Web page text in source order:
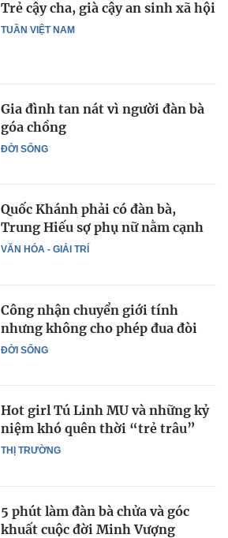
TUẦN VIỆT NAM
Trẻ cậy cha, già cậy an sinh xã hội
ĐỜI SỐNG
Gia đình tan nát vì người đàn bà
góa chồng
VĂN HÓA - GIẢI TRÍ
Quốc Khánh phải có đàn bà,
Trung Hiếu sợ phụ nữ nằm cạnh
ĐỜI SỐNG
Công nhận chuyển giới tính
nhưng không cho phép đua đòi
THỊ TRƯỜNG
Hot girl Tú Linh MU và những kỷ
niệm khó quên thời “trẻ trâu”
5 phút làm đàn bà chửa và góc
khuất cuộc đời Minh Vượng